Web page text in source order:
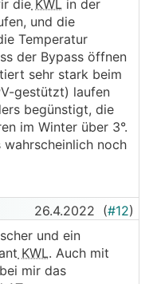
die KWL in der
und die
Temperatur
der Bypass öffnen
sehr stark beim
gestützt) laufen
begünstigt, die
im Winter über 3°.
noch
26.4.2022 (#12)
und ein
KWL. Auch mit
mir das